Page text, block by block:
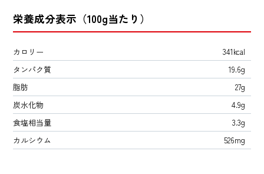
栄養成分表示（100g当たり）
カロリー
341kcal
タンパク質
19.6g
脂肪
27g
炭水化物
4.9g
食塩相当量
3.3g
カルシウム
526mg